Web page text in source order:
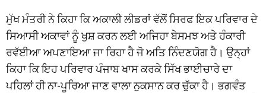
ਮੁੱਖ ਮੰਤਰੀ ਨੇ ਕਿਹਾ ਕਿ ਅਕਾਲੀ ਲੀਡਰਾਂ ਵੱਲੋਂ ਸਿਰਫ ਇਕ ਪਰਿਵਾਰ ਦੇ
ਸਿਆਸੀ ਅਕਾਵਾਂ ਨੂੰ ਖੁਸ਼ ਕਰਨ ਲਈ ਅਜਿਹਾ ਬੇਸਮਝ ਅਤੇ ਹੰਕਾਰੀ
ਰਵੱਈਆ ਅਪਣਾਇਆ ਜਾ ਰਿਹਾ ਹੈ ਜੋ ਅਤਿ ਨਿੰਦਣਯੋਗ ਹੈ। ਉਨ੍ਹਾਂ
ਕਿਹਾ ਕਿ ਇਹ ਪਰਿਵਾਰ ਪੰਜਾਬ ਖਾਸ ਕਰਕੇ ਸਿੱਖ ਭਾਈਚਾਰੇ ਦਾ
ਪਹਿਲਾਂ ਹੀ ਨਾ-ਪੂਰਿਆ ਜਾਣ ਵਾਲਾ ਨੁਕਸਾਨ ਕਰ ਚੁੱਕਾ ਹੈ। ਭਗਵੰਤ